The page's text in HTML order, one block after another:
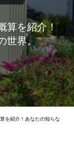
算を紹介！
世界。
を紹介！あなたの知らな